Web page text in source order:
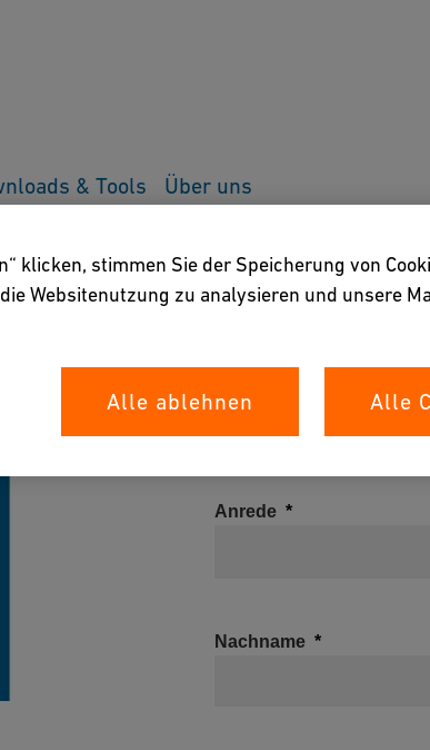
& Tools Über uns
Bitte füllen Sie alle
Anrede
Nachname
klicken, stimmen Sie der Speicherung von
Websitenutzung zu analysieren und unsere
Alle ablehnen Alle